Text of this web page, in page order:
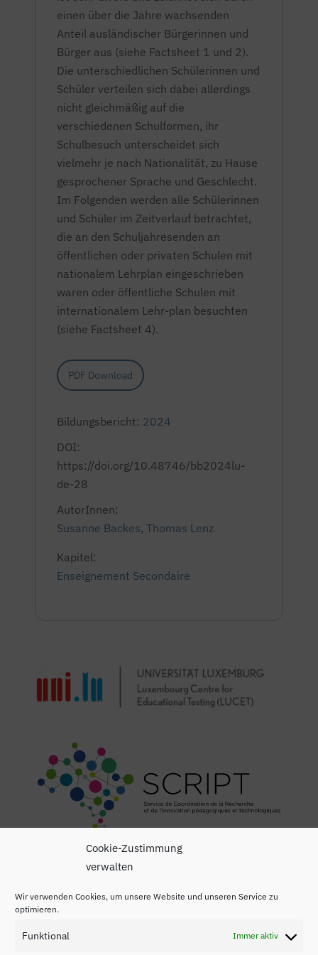
Cookie-Zustimmung
verwalten
Wir verwenden Cookies, um unsere Website und unseren Service zu
optimieren.
Funktional Immer aktiv
einen über die Jahre wachsenden
Anteil ausländischer Bürgerinnen und
Bürger aus (siehe Factsheet 1 und 2).
Die unterschiedlichen Schülerinnen und
Schüler verteilen sich dabei allerdings
nicht gleichmäßig auf die
verschiedenen Schulformen, ihr
Schulbesuch unterscheidet sich
vielmehr je nach Nationalität, zu Hause
gesprochener Sprache und Geschlecht.
Im Folgenden werden alle Schülerinnen
und Schüler im Zeitverlauf betrachtet,
die an den Schuljahresenden an
öffentlichen oder privaten Schulen mit
nationalem Lehrplan eingeschrieben
waren oder öffentliche Schulen mit
internationalem Lehr-plan besuchten
(siehe Factsheet 4).
PDF Download
Bildungsbericht: 2024
DOI:
https://doi.org/10.48746/bb2024lu-
de-28
AutorInnen:
Susanne Backes, Thomas Lenz
Kapitel:
Enseignement Secondaire